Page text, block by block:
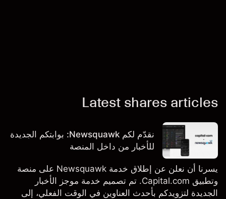
Latest shares articles
نقدّم لكم Newsquawk: بوابتكم الجديدة
للأخبار من داخل المنصة
يسرنا أن نعلن عن إطلاق خدمة Newsquawk على منصة
وتطبيق Capital.com. تم تصميم خدمة موجز الأخبار
الجديدة لتزويدكم بأحدث العناوين في الوقت الفعلي، إلى